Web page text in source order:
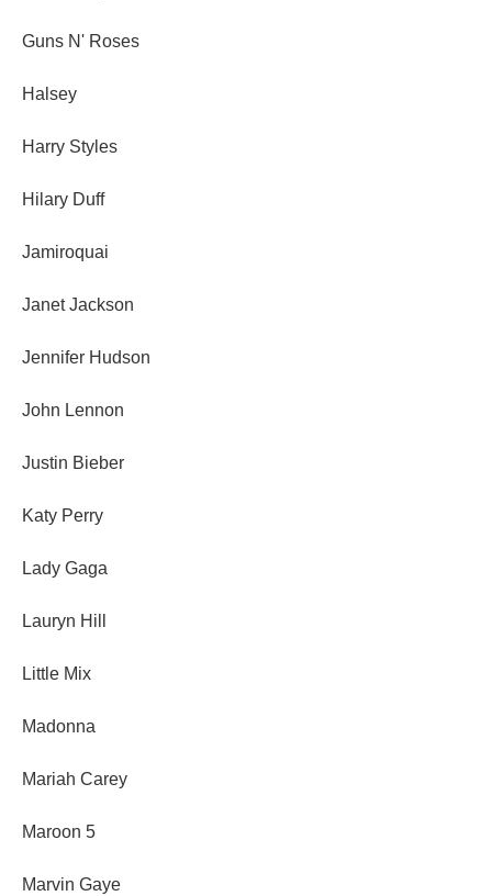
Guns N' Roses
Halsey
Harry Styles
Hilary Duff
Jamiroquai
Janet Jackson
Jennifer Hudson
John Lennon
Justin Bieber
Katy Perry
Lady Gaga
Lauryn Hill
Little Mix
Madonna
Mariah Carey
Maroon 5
Marvin Gaye